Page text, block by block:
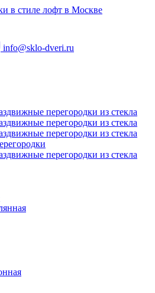
info@sklo-dveri.ru
перегородки из стекла
перегородки из стекла
перегородки из стекла
перегородки из стекла